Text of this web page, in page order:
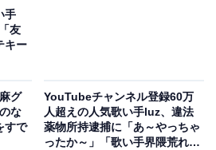
手
友
キー
グ
な
すで
YouTubeチャンネル登録60万
人超えの人気歌い手luz、違法
薬物所持逮捕に「あ～やっちゃ
ったか～」「歌い手界隈荒れす